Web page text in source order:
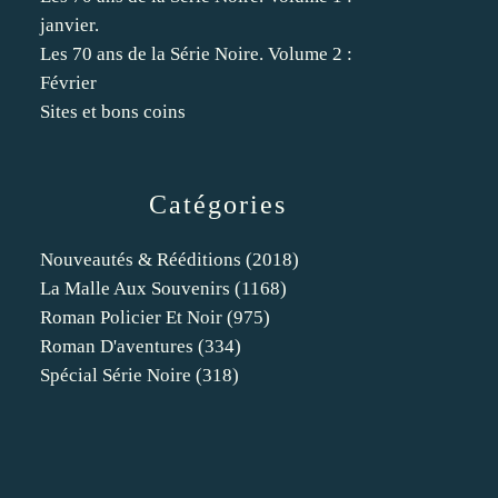
Catégories
Nouveautés & Rééditions (2018)
La Malle Aux Souvenirs (1168)
Roman Policier Et Noir (975)
Roman D'aventures (334)
Spécial Série Noire (318)
janvier.
Les 70 ans de la Série Noire. Volume 2 :
Février
Sites et bons coins